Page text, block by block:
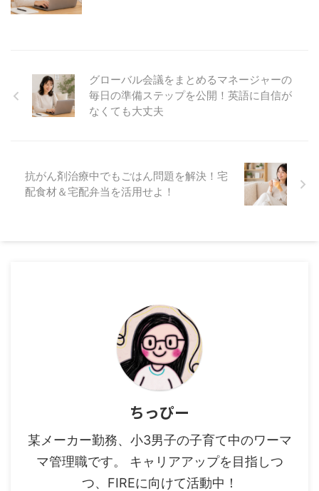
グローバル会議をまとめるマネージャーの
毎日の準備ステップを公開！英語に自信が
なくても大丈夫
抗がん剤治療中でもごはん問題を解決！宅
配食材＆宅配弁当を活用せよ！
ちっぴー
某メーカー勤務、小3男子の子育て中のワーマ
マ管理職です。 キャリアアップを目指しつ
つ、FIREに向けて活動中！